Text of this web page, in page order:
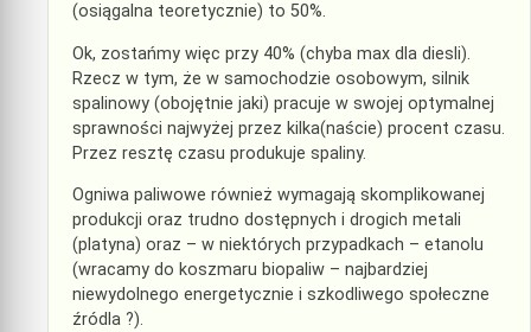
(osiągalna teoretycznie) to 50%.
Ok, zostańmy więc przy 40% (chyba max dla diesli).
Rzecz w tym, że w samochodzie osobowym, silnik
spalinowy (obojętnie jaki) pracuje w swojej optymalnej
sprawności najwyżej przez kilka(naście) procent czasu.
Przez resztę czasu produkuje spaliny.
Ogniwa paliwowe również wymagają skomplikowanej
produkcji oraz trudno dostępnych i drogich metali
(platyna) oraz – w niektórych przypadkach – etanolu
(wracamy do koszmaru biopaliw – najbardziej
niewydolnego energetycznie i szkodliwego społeczne
źródla ?).